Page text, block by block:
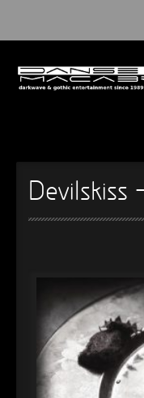
NEWS
►
►
Devilskiss